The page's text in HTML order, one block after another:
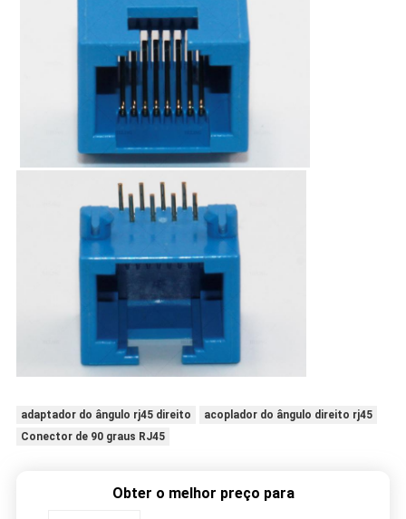
adaptador do ângulo rj45 direito
acoplador do ângulo direito rj45
Conector de 90 graus RJ45
Obter o melhor preço para